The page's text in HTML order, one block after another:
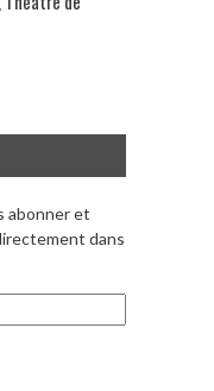
abonner et
dans